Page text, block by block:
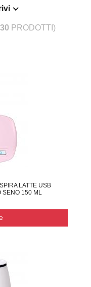
30 PRODOTTI)
LATTE USB
SENO 150 ML